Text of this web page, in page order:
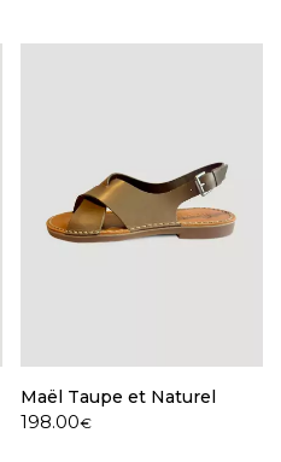
Maël Taupe et Naturel
198.00€